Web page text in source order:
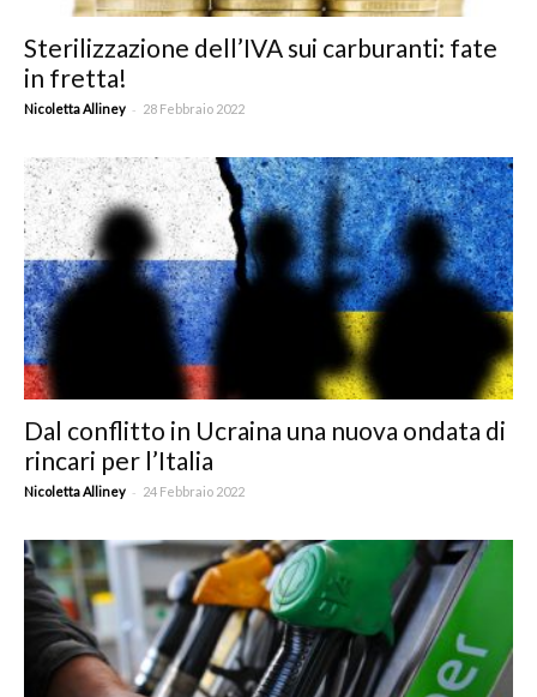
Sterilizzazione dell’IVA sui carburanti: fate
in fretta!
Nicoletta Alliney - 28 Febbraio 2022
Dal conflitto in Ucraina una nuova ondata di
rincari per l’Italia
Nicoletta Alliney - 24 Febbraio 2022